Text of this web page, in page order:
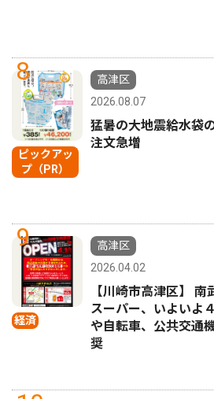
8
ピックアッ
プ（PR）
高津区
2026.08.07
猛暑の大地震給水袋
注文急増
9
経済
高津区
2026.04.02
【川崎市高津区】
スーパー、いよいよ
や自転車、公共交通
奨